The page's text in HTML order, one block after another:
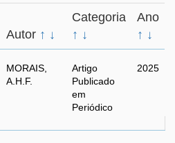
Autor ↑ ↓
Categoria
↑ ↓
Ano
↑ ↓
MORAIS,
A.H.F.
Artigo
Publicado
em
Periódico
2025